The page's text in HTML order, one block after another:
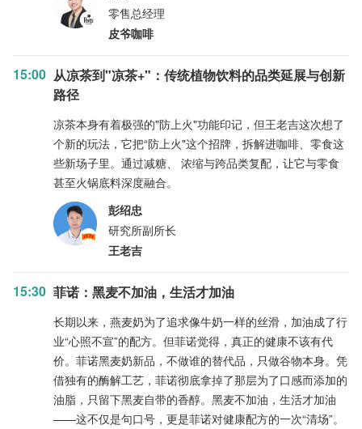
零售总经理
皮爷咖啡
15:00 从凉茶到"凉茶+"：传统植物饮料的品类延展与创新
路径
凉茶本身有着极强的"防上火"功能印记，但王老吉这次想了
个新的玩法，它把“防上火"这个招牌，拆解进咖啡、零食这
些新场子里。通过减糖、 浓缩与跨品类复配，让它与零食
甚至火锅底料深度融合。
彭绍忠
研究所副所长
王老吉
15:30 菲诺：黑麦不加油，生活才加油
长期以来，燕麦奶为了追求像牛奶一样的丝滑，加油成了行
业“心照不宣”的配方。但菲诺觉得，真正的健康不该有代
价。菲诺黑麦奶新品，不做谁的替代品，只做谷物本身。凭
借独有的酶解工艺，菲诺彻底拿掉了那层为了口感而添加的
油脂，只留下黑麦自带的香醇。黑麦不加油，生活才加油
——这不仅是句口号，更是菲诺对健康配方的一次“清场”。